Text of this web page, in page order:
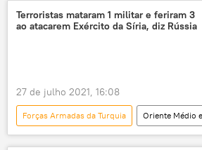
Forças Armadas
Terroristas mataram 1 militar e feriram 3
ao atacarem Exército da Síria, diz Rússia
27 de julho 2021, 16:08
Forças Armadas da Turquia
Oriente Médio
Mundo
Notícias
Exército